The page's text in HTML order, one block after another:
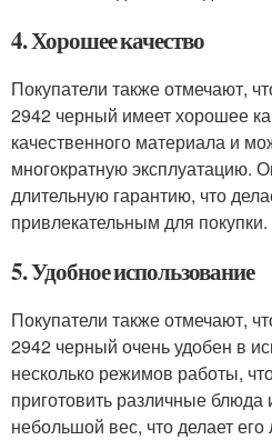
4. Хорошее качество
Покупатели также отмечают,
2942 черный имеет хорошее
качественного материала и
многократную эксплуатацию.
длительную гарантию, что
привлекательным для покупки.
5. Удобное использование
Покупатели также отмечают,
2942 черный очень удобен в
несколько режимов работы,
приготовить различные
небольшой вес, что делает его